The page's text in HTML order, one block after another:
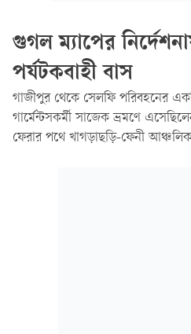
গুগল ম্যাপের
পর্যটকবাহী বাস
গাজীপুর থেকে সেলফি পরিবহনের
গার্মেন্টসকর্মী সাজেক ভ্রমণে
ফেরার পথে খাগড়াছড়ি-ফেনী